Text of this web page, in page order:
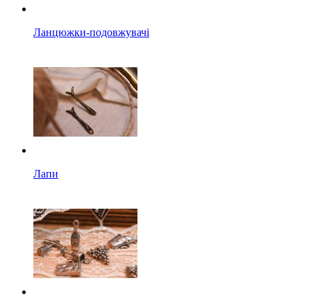
Ланцюжки-подовжувачі
Лапи